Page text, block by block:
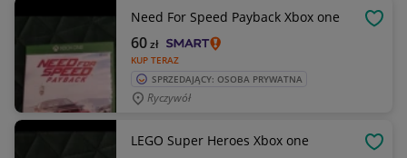
Need For Speed Payback Xbox one
KUP TERAZ
60zł
SPRZEDAJĄCY: OSOBA PRYWATNA
Ryczywół
LEGO Super Heroes Xbox one